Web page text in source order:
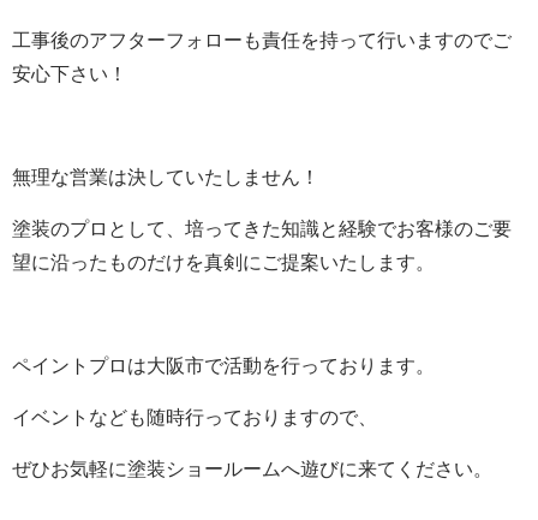
工事後のアフターフォローも責任を持って行いますのでご
安心下さい！
無理な営業は決していたしません！
塗装のプロとして、培ってきた知識と経験でお客様のご要
望に沿ったものだけを真剣にご提案いたします。
ペイントプロは大阪市で活動を行っております。
イベントなども随時行っておりますので、
ぜひお気軽に塗装ショールームへ遊びに来てください。